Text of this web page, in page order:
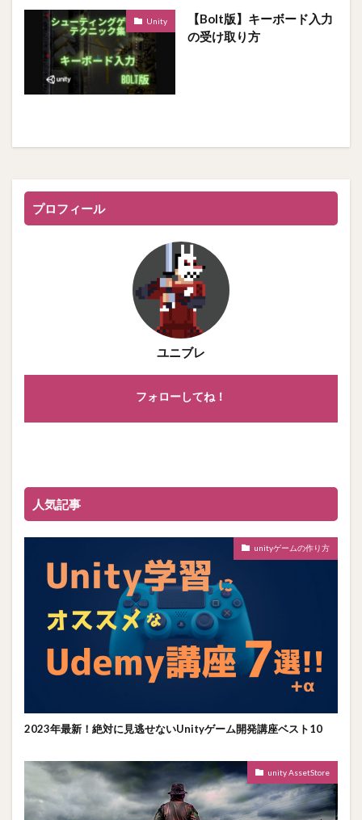
Unity
【Bolt版】キーボード入力
の受け取り方
プロフィール
ユニブレ
フォローしてね！
人気記事
unityゲームの作り方
2023年最新！絶対に見逃せないUnityゲーム開発講座ベスト10
unity AssetStore